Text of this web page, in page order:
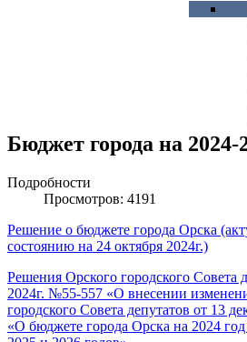
Бюджет города на 2024-
Подробности
Просмотров: 4191
Решение о бюджете города Орска
состоянию на 24 октября 2024г.)
Решения Орского городского Совета
2024г. №55-557 «О внесении
городского Совета депутатов от 13
«О бюджете города Орска на 2024